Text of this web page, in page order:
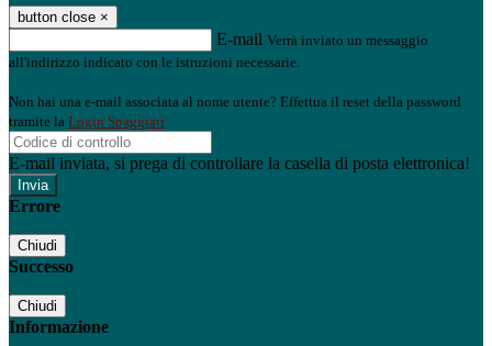
button close ×
E-mail Verrà inviato un messaggio
all'indirizzo indicato con le istruzioni necessarie.
Non hai una e-mail associata al nome utente? Effettua il reset della password
tramite la Login Spaggiari
E-mail inviata, si prega di controllare la casella di posta elettronica!
Errore
Chiudi
Successo
Chiudi
Informazione